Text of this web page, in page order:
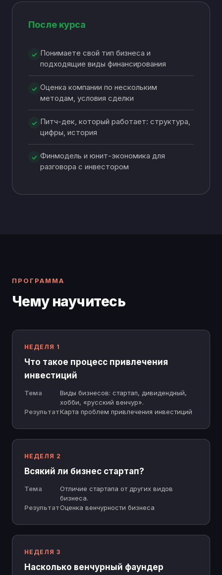
После курса
✓ Понимаете свой тип бизнеса и
подходящие виды финансирования
✓ Оценка компании по нескольким
методам, условия сделки
✓ Питч-дек, который работает: структура,
цифры, история
✓ Финмодель и юнит-экономика для
разговора с инвестором
ПРОГРАММА
Чему научитесь
НЕДЕЛЯ 1
Что такое процесс привлечения
инвестиций
Тема
Виды бизнесов: стартап, дивидендный,
хобби, «русский венчур».
РезультатКарта проблем привлечения инвестиций
НЕДЕЛЯ 2
Всякий ли бизнес стартап?
Тема
Отличие стартапа от других видов
бизнеса.
РезультатОценка венчурности бизнеса
НЕДЕЛЯ 3
Насколько венчурный фаундер